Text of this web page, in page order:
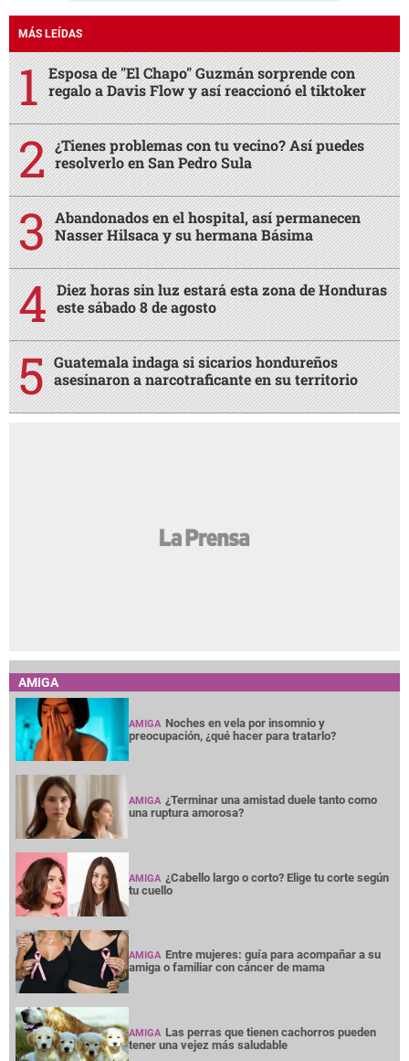
MÁS LEÍDAS
Esposa de "El Chapo" Guzmán sorprende con
regalo a Davis Flow y así reaccionó el tiktoker
¿Tienes problemas con tu vecino? Así puedes
resolverlo en San Pedro Sula
Abandonados en el hospital, así permanecen
Nasser Hilsaca y su hermana Básima
Diez horas sin luz estará esta zona de Honduras
este sábado 8 de agosto
Guatemala indaga si sicarios hondureños
asesinaron a narcotraficante en su territorio
AMIGA
AMIGA Noches en vela por insomnio y
preocupación, ¿qué hacer para tratarlo?
AMIGA ¿Terminar una amistad duele tanto como
una ruptura amorosa?
AMIGA ¿Cabello largo o corto? Elige tu corte según
tu cuello
AMIGA Entre mujeres: guía para acompañar a su
amiga o familiar con cáncer de mama
AMIGA Las perras que tienen cachorros pueden
tener una vejez más saludable